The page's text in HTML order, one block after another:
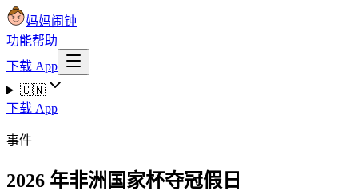
妈妈闹钟
功能帮助
下载 App
🇨🇳
下载 App
事件
2026 年非洲国家杯夺冠假日